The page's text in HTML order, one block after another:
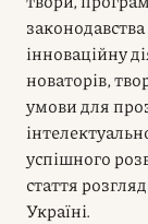
інноваційну
новаторів,
умови для
успішного
стаття
Україні.